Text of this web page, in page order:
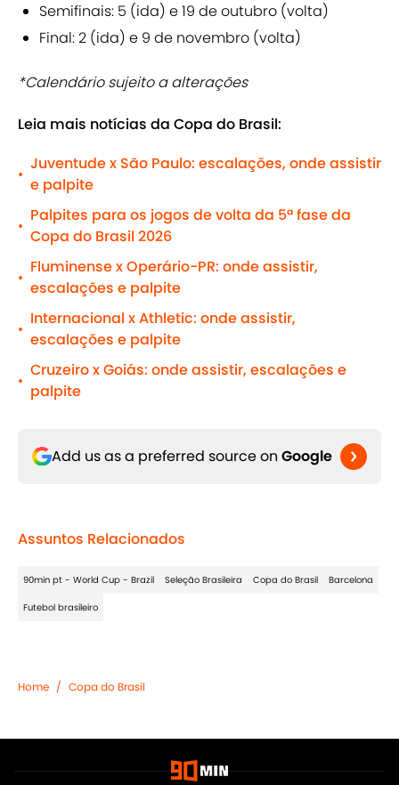
Semifinais: 5 (ida) e 19 de outubro (volta)
Final: 2 (ida) e 9 de novembro (volta)
*Calendário sujeito a alterações
Leia mais notícias da Copa do Brasil:
•
Juventude x São Paulo: escalações, onde assistir
e palpite
•
Palpites para os jogos de volta da 5ª fase da
Copa do Brasil 2026
•
Fluminense x Operário-PR: onde assistir,
escalações e palpite
•
Internacional x Athletic: onde assistir,
escalações e palpite
•
Cruzeiro x Goiás: onde assistir, escalações e
palpite
Add us as a preferred source on Google
Assuntos Relacionados
90min pt - World Cup - Brazil Seleção Brasileira Copa do Brasil Barcelona
Futebol brasileiro
Home / Copa do Brasil